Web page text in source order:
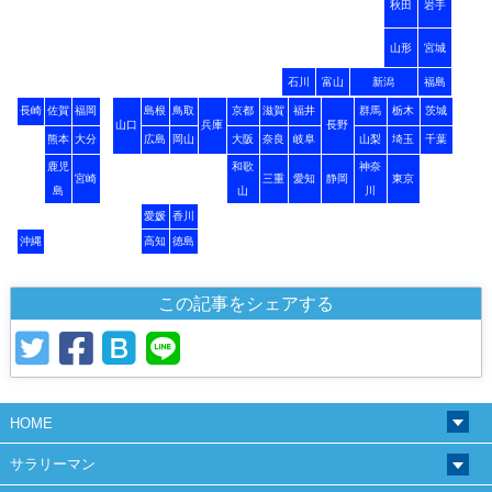
秋田 岩手
山形 宮城
石川 富山 新潟 福島
長崎 佐賀 福岡
山口
島根
鳥取
兵庫
京都 滋賀
福井
長野
群馬 栃木 茨城
熊本 大分 広島 岡山 大阪 奈良 岐阜 山梨 埼玉 千葉
鹿児
島
宮崎
和歌
山
三重 愛知 静岡
神奈
川
東京
愛媛 香川
沖縄 高知 徳島
この記事をシェアする
HOME
サラリーマン